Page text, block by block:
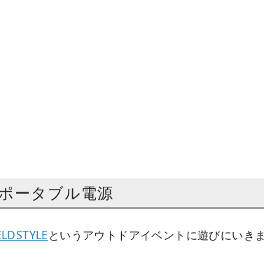
ータブル電源
というアウトドアイベントに遊びにいきま